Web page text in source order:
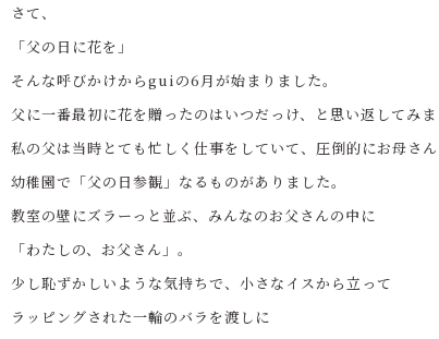
さて、
「父の日に花を」
そんな呼びかけからguiの6月が始まりました。
父に一番最初に花を贈ったのはいつだっけ、と思い返してみま
私の父は当時とても忙しく仕事をしていて、 圧倒的にお母さ
幼稚園で「父の日参観」なるものがありました。
教室の壁にズラーっと並ぶ、みんなのお父さんの中に
「わたしの、お父さん」。
少し恥ずかしいような気持ちで、小さなイスから立って
ラッピングされた一輪のバラを渡しに